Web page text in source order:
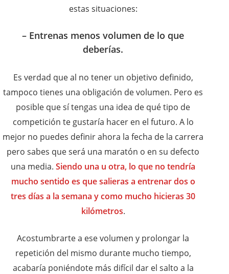
estas situaciones:
– Entrenas menos volumen de lo que
deberías.
Es verdad que al no tener un objetivo definido,
tampoco tienes una obligación de volumen. Pero es
posible que sí tengas una idea de qué tipo de
competición te gustaría hacer en el futuro. A lo
mejor no puedes definir ahora la fecha de la carrera
pero sabes que será una maratón o en su defecto
una media. Siendo una u otra, lo que no tendría
mucho sentido es que salieras a entrenar dos o
tres días a la semana y como mucho hicieras 30
kilómetros.
Acostumbrarte a ese volumen y prolongar la
repetición del mismo durante mucho tiempo,
acabaría poniéndote más difícil dar el salto a la